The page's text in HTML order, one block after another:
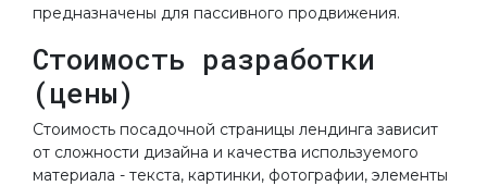
предназначены для пассивного продвижения.
Стоимость разработки
(цены)
Стоимость посадочной страницы лендинга зависит
от сложности дизайна и качества используемого
материала - текста, картинки, фотографии, элементы